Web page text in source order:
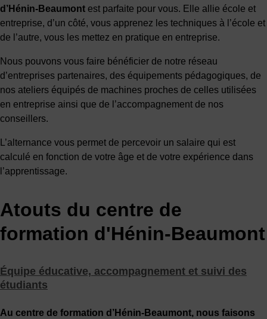
d’Hénin-Beaumont est parfaite pour vous. Elle allie école et
entreprise, d’un côté, vous apprenez les techniques à l’école et
de l’autre, vous les mettez en pratique en entreprise.
Nous pouvons vous faire bénéficier de notre réseau
d’entreprises partenaires, des équipements pédagogiques, de
nos ateliers équipés de machines proches de celles utilisées
en entreprise ainsi que de l’accompagnement de nos
conseillers.
L’alternance vous permet de percevoir un salaire qui est
calculé en fonction de votre âge et de votre expérience dans
l’apprentissage.
Atouts du centre de
formation d'Hénin-Beaumont
Équipe éducative, accompagnement et suivi des
étudiants
Au centre de formation d’Hénin-Beaumont, nous faisons